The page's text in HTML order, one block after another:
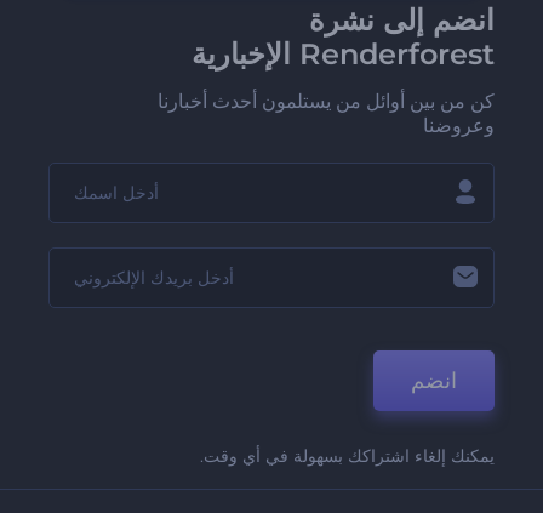
انضم إلى نشرة
Renderforest الإخبارية
كن من بين أوائل من يستلمون أحدث أخبارنا
وعروضنا
انضم
يمكنك إلغاء اشتراكك بسهولة في أي وقت.